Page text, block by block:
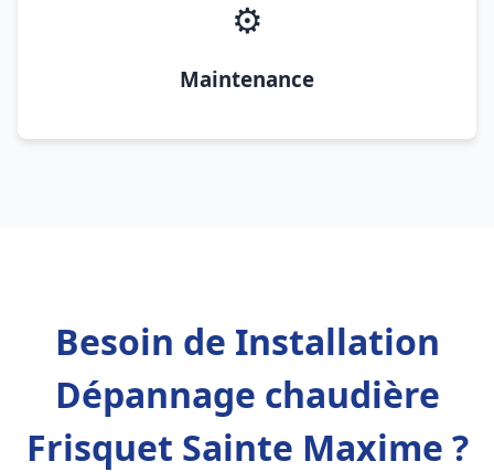
⚙️
Maintenance
Besoin de Installation
Dépannage chaudière
Frisquet Sainte Maxime ?